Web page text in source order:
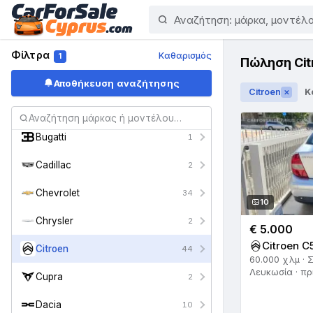
Φίλτρα 1 Καθαρισμός
Αποθήκευση αναζήτησης
Audi 202
A Austin 1
Bentley
BMW 572
Bugatti 1
Cadillac 2
Chevrolet 34
Chrysler 2
Citroen 44
Cupra 2
Dacia 10
Πώληση
Citroen ✕
10
€ 5.000
Citroen
60.000 χλμ ·
Λευκωσία ·